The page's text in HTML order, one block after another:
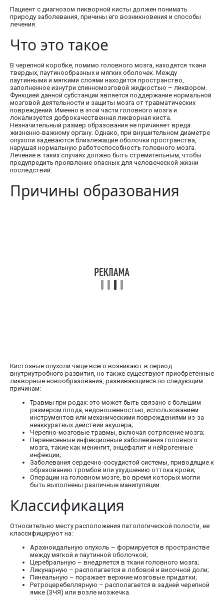
Пациент с диагнозом ликворной кисты должен понимать
природу заболевания, причины его возникновения и способы
лечения.
Что это такое
В черепной коробке, помимо головного мозга, находятся ткани
твердых, паутинообразных и мягких оболочек. Между
паутинными и мягкими слоями находится пространство,
заполненное изнутри спинномозговой жидкостью – ликвором.
Функцией данной субстанции является поддержание нормальной
мозговой деятельности и защиты мозга от травматических
повреждений. Именно в этой части головного мозга и
локализуется доброкачественная ликворная киста.
Незначительный размер образования не причиняет вреда
жизненно-важному органу. Однако, при внушительном диаметре
опухоли задеваются близлежащие оболочки пространства,
нарушая нормальную работоспособность головного мозга.
Лечение в таких случаях должно быть стремительным, чтобы
предупредить проявление опасных для человеческой жизни
последствий.
Причины образования
Кистозные опухоли чаще всего возникают в период
внутриутробного развития, но также существуют приобретенные
ликворные новообразования, развивающиеся по следующим
причинам:
Травмы при родах: это может быть связано с большим
размером плода, недоношенностью, использованием
инструментов или механическими повреждениями из-за
неаккуратных действий акушера;
Черепно-мозговые травмы, включая сотрясение мозга;
Перенесенные инфекционные заболевания головного
мозга, такие как менингит, энцефалит и нейрогенные
инфекции;
Заболевания сердечно-сосудистой системы, приводящие к
образованию тромбов или ухудшению оттока крови;
Операции на головном мозге, во время которых могли
быть выполнены различные манипуляции.
Классификация
Относительно месту расположения патологической полости, ее
классифицируют на:
Арахноидальную опухоль – формируется в пространстве
между мягкой и паутинной оболочкой;
Церебральную – внедряется в ткани головного мозга;
Ликунарную – располагается в лобовой и височной доли;
Пинеальную – поражает верхние мозговые придатки;
Ретроцеребеллярную – располагается в задней черепной
ямке (ЗЧЯ) или возле мозжечка.